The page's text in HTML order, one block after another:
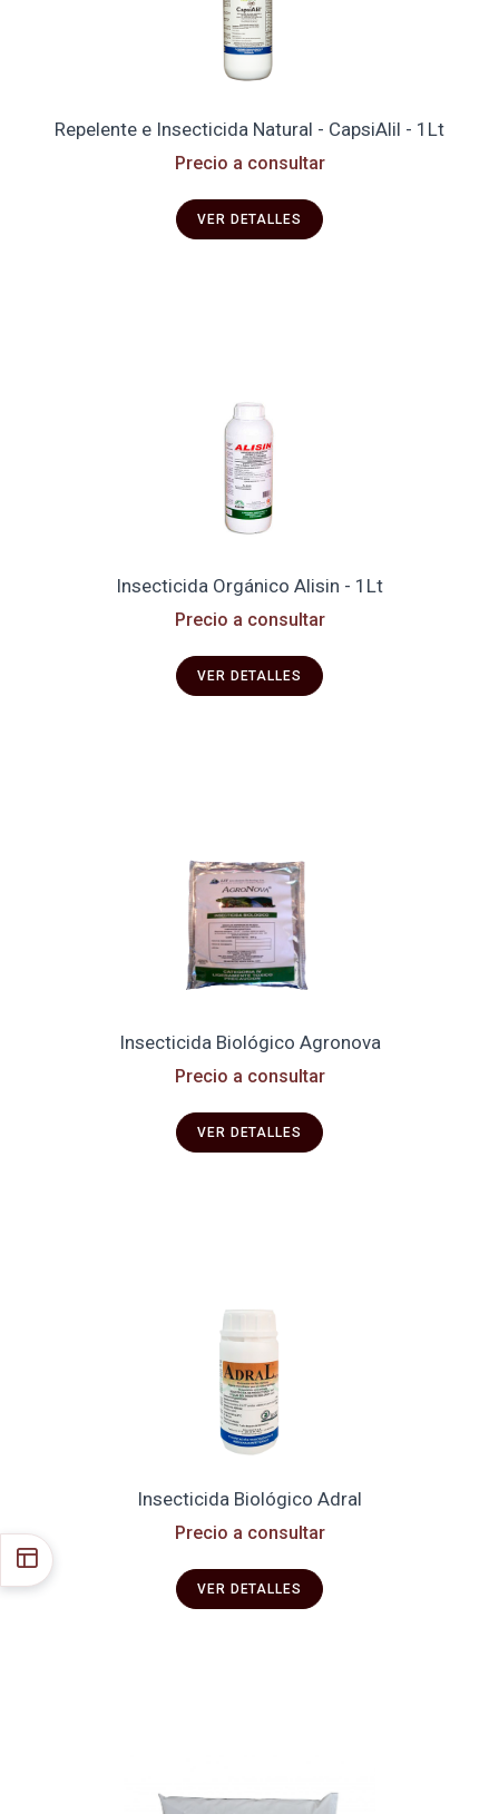
Repelente e Insecticida Natural - CapsiAlil - 1Lt
Precio a consultar
VER DETALLES
Insecticida Orgánico Alisin - 1Lt
Precio a consultar
VER DETALLES
Insecticida Biológico Agronova
Precio a consultar
VER DETALLES
Insecticida Biológico Adral
Precio a consultar
VER DETALLES